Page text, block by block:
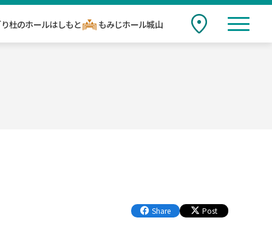
Hall
杜のホールはしもと もみじホール城山
アクセス
toggle
Share Post